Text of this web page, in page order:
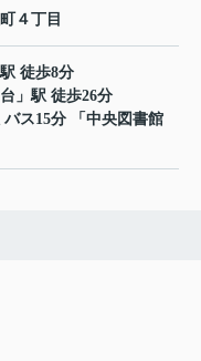
４丁目
駅 徒歩8分
」駅 徒歩26分
バス15分 「中央図書館